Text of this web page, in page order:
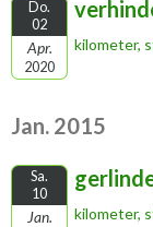
Do.
02
Apr.
2020
kilometer,
Jan. 2015
Sa.
10
Jan. kilometer,